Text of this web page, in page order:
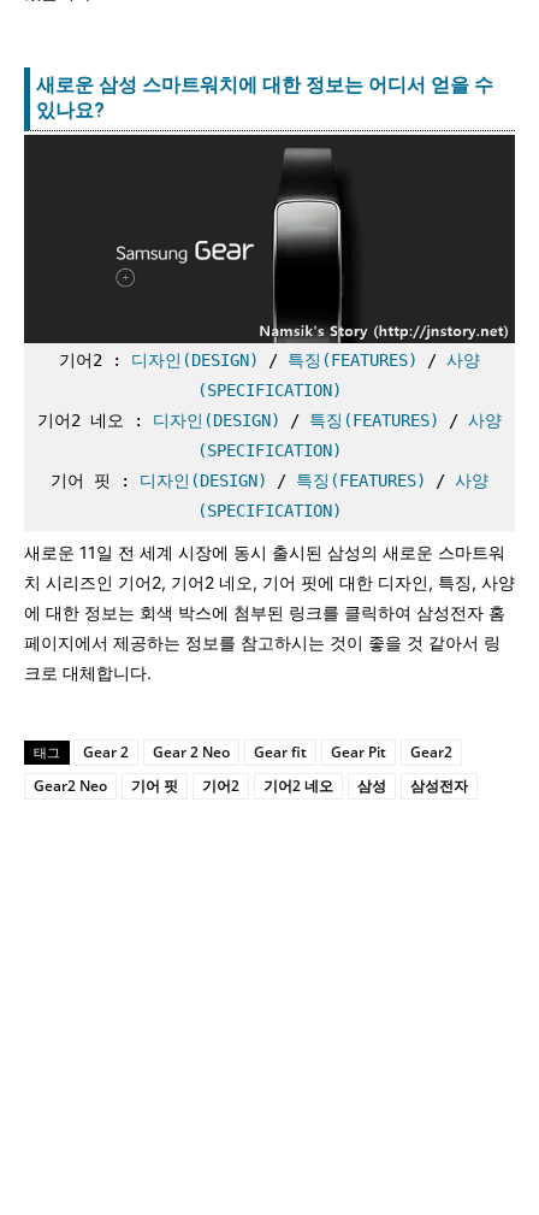
새로운 삼성 스마트워치에 대한 정보는 어디서 얻을 수
있나요?
기어2 : 디자인(DESIGN) / 특징(FEATURES) / 사양
(SPECIFICATION)
기어2 네오 : 디자인(DESIGN) / 특징(FEATURES) / 사양
(SPECIFICATION)
기어 핏 : 디자인(DESIGN) / 특징(FEATURES) / 사양
(SPECIFICATION)
새로운 11일 전 세계 시장에 동시 출시된 삼성의 새로운 스마트워
치 시리즈인 기어2, 기어2 네오, 기어 핏에 대한 디자인, 특징, 사양
에 대한 정보는 회색 박스에 첨부된 링크를 클릭하여 삼성전자 홈
페이지에서 제공하는 정보를 참고하시는 것이 좋을 것 같아서 링
크로 대체합니다.
태그 Gear 2 Gear 2 Neo Gear fit Gear Pit
Gear2
Gear2 Neo
기어 핏 기어2 기어2 네오 삼성 삼성전자